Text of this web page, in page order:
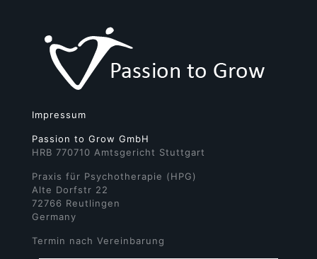
Impressum
Passion to Grow GmbH
HRB 770710 Amtsgericht Stuttgart
Praxis für Psychotherapie (HPG)
Alte Dorfstr 22
72766 Reutlingen
Germany
Termin nach Vereinbarung